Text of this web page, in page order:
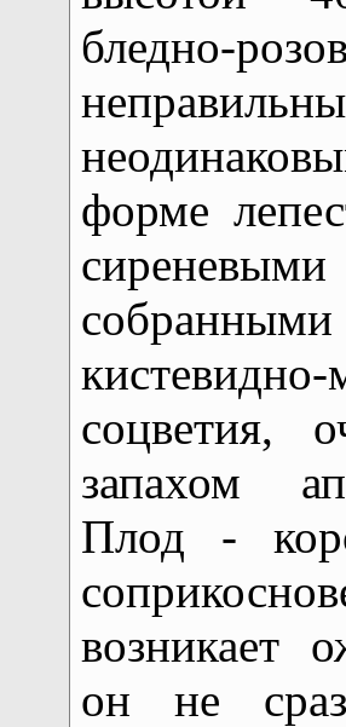
бледно-
форме
кистевидно-
соцветия,
запахом
Плод -
возникает
он не